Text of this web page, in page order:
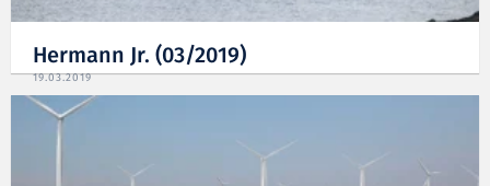
Hermann Jr. (03/2019)
19.03.2019